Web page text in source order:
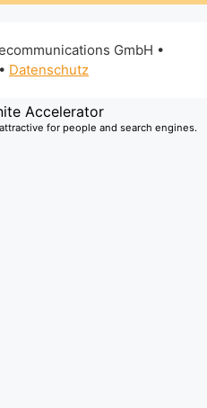
GmbH •
• Datenschutz
Accelerator
for people and search engines.